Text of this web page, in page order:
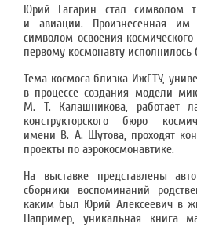
Юрий Гагарин стал символом
и авиации. Произнесенная им
символом освоения
первому космонавту исполнилось
Тема космоса близка ИжГТУ,
в процессе создания модели
М. Т. Калашникова, работает
конструкторского бюро
имени В. А. Шутова, проходят
проекты по аэрокосмонавтике.
На выставке представлены
сборники воспоминаний
каким был Юрий Алексеевич в
Например, уникальная книга